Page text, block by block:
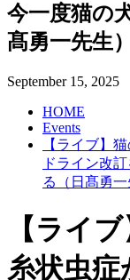
今一度猫の
髙勇一先生）
September 15, 2025
HOME
Events
【ライブ】
ドライン改
る（日髙勇一
【ライ
糸状虫